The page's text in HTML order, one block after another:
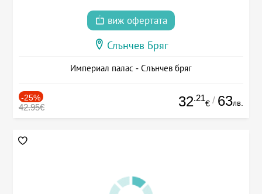
виж офертата
Слънчев Бряг
Империал палас - Слънчев бряг
-25%
42.95€ 32.21
€ / 63лв.